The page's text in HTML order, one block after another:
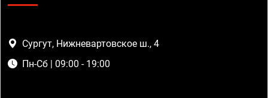
Сургут, Нижневартовское ш., 4
Пн-Сб | 09:00 - 19:00